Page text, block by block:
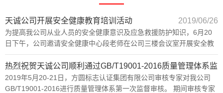
天诚公司开展安全健康教育培训活动 2019/06/26
为提高我公司从业人员的安全健康意识及应急救援防护知识，6月20
日下午，公司邀请安全健康中心段老师在公司三楼会议室开展安全教
育培训，防范伤亡事故，减轻职业危害。
热烈祝贺天诚公司顺利通过GB/T19001-2016质量管理体系监
督审核
2019/05/22
2019年5月20-21日，方圆标志认证集团有限公司审核专家对我公司
GB/T19001-2016进行质量管理体系第一次监督审核。 期间审核专家